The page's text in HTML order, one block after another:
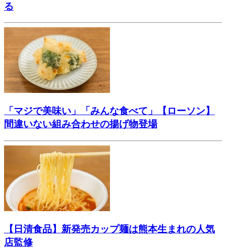
る
「マジで美味い」「みんな食べて」【ローソン】
間違いない組み合わせの揚げ物登場
【日清食品】新発売カップ麺は熊本生まれの人気
店監修